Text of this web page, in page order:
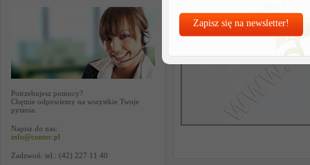
Zapisz się na newsletter!
Potrzebujesz pomocy?
Chętnie odpowiemy na wszystkie Twoje
pytania.
Napisz do nas:
info@contec.pl
Zadzwoń: tel.: (42) 227 11 40